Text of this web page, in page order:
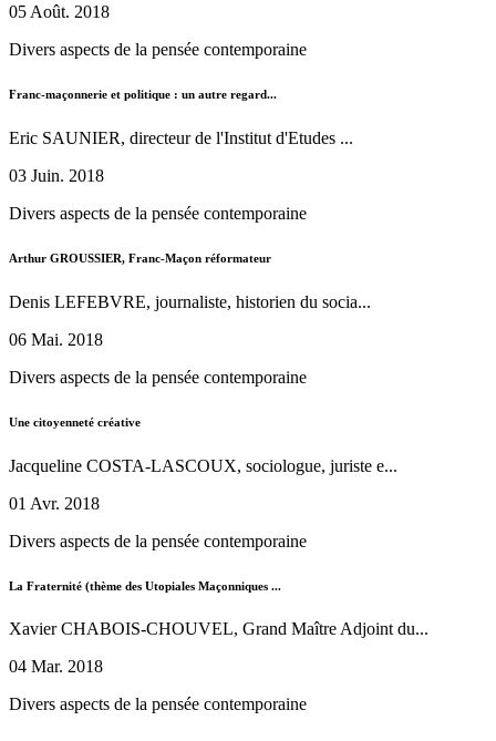
05 Août. 2018
Divers aspects de la pensée contemporaine
Franc-maçonnerie et politique : un autre regard...
Eric SAUNIER, directeur de l'Institut d'Etudes ...
03 Juin. 2018
Divers aspects de la pensée contemporaine
Arthur GROUSSIER, Franc-Maçon réformateur
Denis LEFEBVRE, journaliste, historien du socia...
06 Mai. 2018
Divers aspects de la pensée contemporaine
Une citoyenneté créative
Jacqueline COSTA-LASCOUX, sociologue, juriste e...
01 Avr. 2018
Divers aspects de la pensée contemporaine
La Fraternité (thème des Utopiales Maçonniques ...
Xavier CHABOIS-CHOUVEL, Grand Maître Adjoint du...
04 Mar. 2018
Divers aspects de la pensée contemporaine